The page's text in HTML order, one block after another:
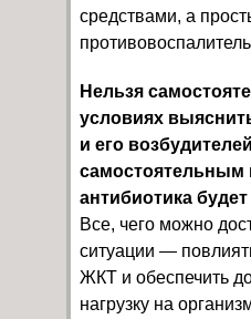
средствами, а
Нельзя
условиях
и его
самостоятельным
антибиотика
Все, чего можно
ситуации —
ЖКТ и обеспечить
нагрузку на